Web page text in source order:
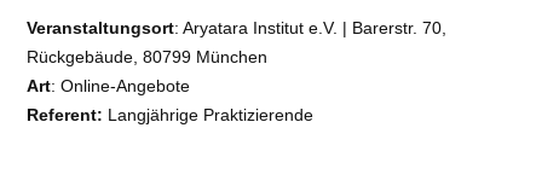
Veranstaltungsort: Aryatara Institut e.V. | Barerstr. 70,
Rückgebäude, 80799 München
Art: Online-Angebote
Referent: Langjährige Praktizierende